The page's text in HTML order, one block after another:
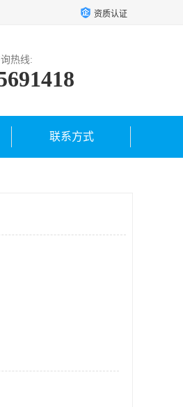
资质认证
热线:
联系方式